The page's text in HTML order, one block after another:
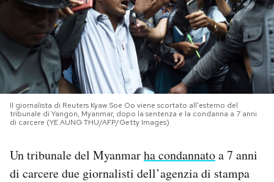
NEWSLETTER
I MIEI PREFERITI
SHOP
CALENDARIO
AREA PERSONALE
Il giornalista di Reuters Kyaw Soe Oo viene scortato all'esterno del
tribunale di Yangon, Myanmar, dopo la sentenza e la condanna a 7 anni
di carcere (YE AUNG THU/AFP/Getty Images)
Un tribunale del Myanmarha condannatoa 7 anni
di carcere due giornalisti dell’agenzia di stampa